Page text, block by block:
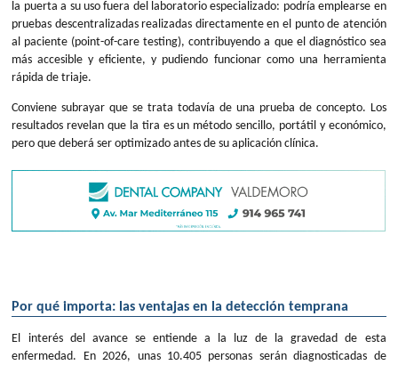
la puerta a su uso fuera del laboratorio especializado: podría emplearse en
pruebas descentralizadas realizadas directamente en el punto de atención
al paciente (point-of-care testing), contribuyendo a que el diagnóstico sea
más accesible y eficiente, y pudiendo funcionar como una herramienta
rápida de triaje.
Conviene subrayar que se trata todavía de una prueba de concepto. Los
resultados revelan que la tira es un método sencillo, portátil y económico,
pero que deberá ser optimizado antes de su aplicación clínica.
Por qué importa: las ventajas en la detección temprana
El interés del avance se entiende a la luz de la gravedad de esta
enfermedad. En 2026, unas 10.405 personas serán diagnosticadas de